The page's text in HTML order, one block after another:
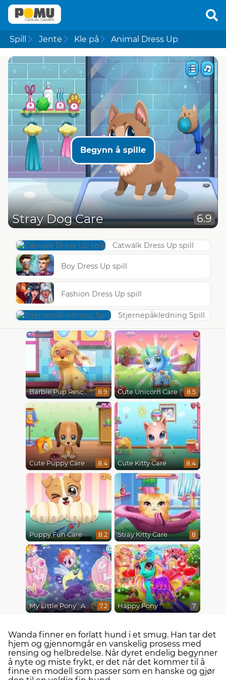
Spill Jente Kle på Animal Dress Up
Begynn å spille
Stray Dog Care 6.9
Catwalk Dress Up spill
Boy Dress Up spill
Fashion Dress Up spill
Stjernepåkledning Spill
Barbie Pup Rescue 8.9 Cute Unicorn Care 8.5
Cute Puppy Care 8.4 Cute Kitty Care 8.4
Puppy Fun Care 8.2 Stray Kitty Care 8
My Little Pony : Adventures in Aquastria 7.2 Happy Pony 7
Wanda finner en forlatt hund i et smug. Han tar det
hjem og gjennomgår en vanskelig prosess med
rensing og helbredelse. Når dyret endelig begynner
å nyte og miste frykt, er det når det kommer til å
finne en modell som passer som en hanske og gjør